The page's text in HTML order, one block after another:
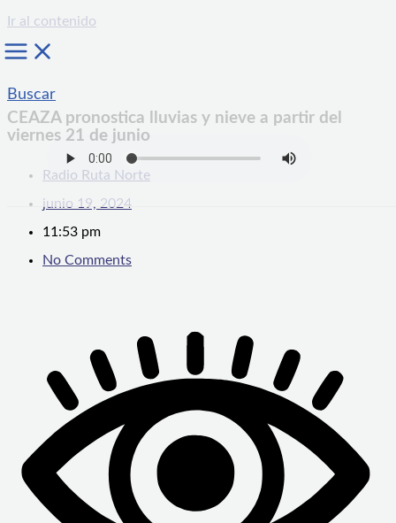
Ir al contenido
Buscar
CEAZA pronostica lluvias y nieve a partir del
viernes 21 de junio
Radio Ruta Norte
junio 19, 2024
11:53 pm
No Comments